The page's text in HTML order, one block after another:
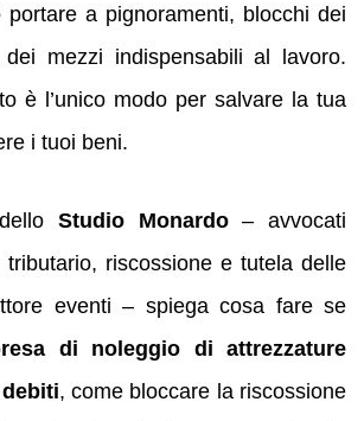
portare a pignoramenti, blocchi dei
mezzi indispensabili al lavoro.
è l’unico modo per salvare la tua
i tuoi beni.
Studio Monardo– avvocati
riscossione e tutela delle
eventi – spiega cosa fare se
di noleggio di attrezzature
, come bloccare la riscossione